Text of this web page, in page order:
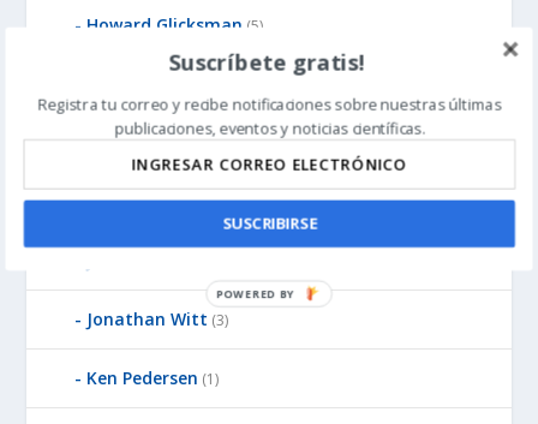
Howard Glicksman (5)
Jean-Pierre Luminet(2)
John West(8)
Jonathan Witt (3)
Ken Pedersen (1)
Suscríbete gratis!
Registra tu correo y recibe notificaciones sobre nuestras últimas
publicaciones, eventos y noticias científicas.
SUSCRIBIRSE
P
W